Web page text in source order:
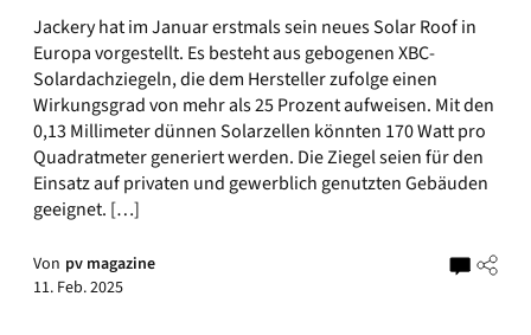
Jackery hat im Januar erstmals sein neues Solar Roof in
Europa vorgestellt. Es besteht aus gebogenen XBC-
Solardachziegeln, die dem Hersteller zufolge einen
Wirkungsgrad von mehr als 25 Prozent aufweisen. Mit den
0,13 Millimeter dünnen Solarzellen könnten 170 Watt pro
Quadratmeter generiert werden. Die Ziegel seien für den
Einsatz auf privaten und gewerblich genutzten Gebäuden
geeignet. […]
Von pv magazine
11. Feb. 2025